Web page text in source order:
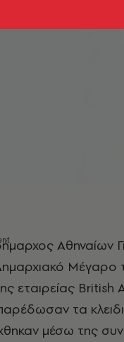
Αθηναίων
Μέγαρο
εταιρείας
τα
μέσω της